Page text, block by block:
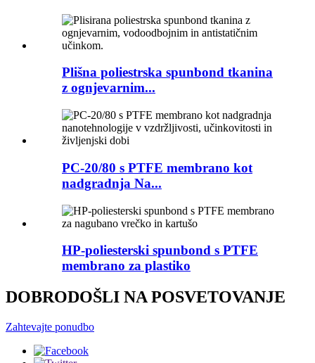
Plišna poliestrska spunbond tkanina
z ognjevarnim...
PC-20/80 s PTFE membrano kot
nadgradnja Na...
HP-poliesterski spunbond s PTFE
membrano za plastiko
DOBRODOŠLI NA POSVETOVANJE
Zahtevajte ponudbo